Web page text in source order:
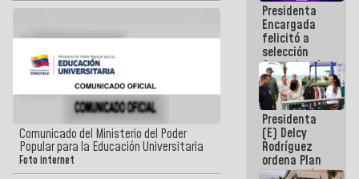
Comunicado del Ministerio del Poder
Popular para la Educación Universitaria
Foto internet
emancipadora
de nuestra
América
Presidenta
Encargada
felicitó a
selección
femenina de
baloncesto
por su
clasificación
a la
AmeriCup
2027
Presidenta
(E) Delcy
Rodríguez
ordena Plan
maestro de